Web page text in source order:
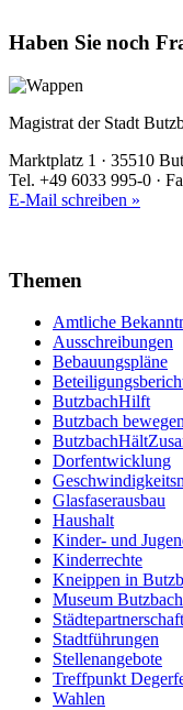
Haben Sie noch
Magistrat der Stadt
Marktplatz 1 · 35510
Tel. +49 6033 995-0 ·
E-Mail schreiben »
Themen
Amtliche
Ausschreibungen
Bebauungspläne
ButzbachHilft
Butzbach
Dorfentwicklung
Glasfaserausbau
Haushalt
Kinder- und
Kinderrechte
Kneippen in
Museum Butzbach
Städtepartnerschaft
Stadtführungen
Stellenangebote
Treffpunkt
Wahlen